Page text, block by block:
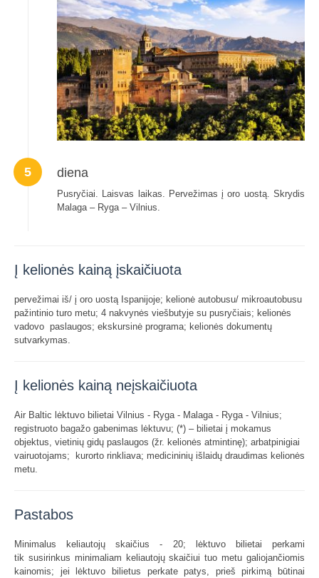
5 diena
Pusryčiai. Laisvas laikas. Pervežimas į oro uostą. Skrydis
Malaga – Ryga – Vilnius.
Į kelionės kainą įskaičiuota
pervežimai iš/ į oro uostą Ispanijoje; kelionė autobusu/ mikroautobusu
pažintinio turo metu; 4 nakvynės viešbutyje su pusryčiais; kelionės
vadovo paslaugos; ekskursinė programa; kelionės dokumentų
sutvarkymas.
Į kelionės kainą neįskaičiuota
Air Baltic lėktuvo bilietai Vilnius - Ryga - Malaga - Ryga - Vilnius;
registruoto bagažo gabenimas lėktuvu; (*) – bilietai į mokamus
objektus, vietinių gidų paslaugos (žr. kelionės atmintinę); arbatpinigiai
vairuotojams; kurorto rinkliava; medicininių išlaidų draudimas kelionės
metu.
Pastabos
Minimalus keliautojų skaičius - 20; lėktuvo bilietai perkami
tik susirinkus minimaliam keliautojų skaičiui tuo metu galiojančiomis
kainomis; jei lėktuvo bilietus perkate patys, prieš pirkimą būtinai